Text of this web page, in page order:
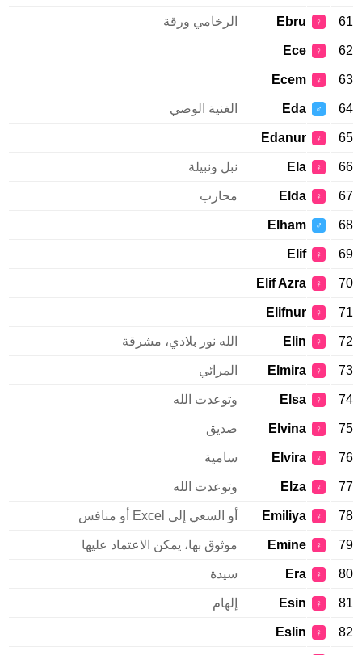
61
♀
Ebru الرخامي ورقة
62
♀
Ece
63
♀
Ecem
64
♂
Eda الغنية الوصي
65
♀
Edanur
66
♀
Ela نبل ونبيلة
67
♀
Elda محارب
68
♂
Elham
69
♀
Elif
70
♀
Elif Azra
71
♀
Elifnur
72
♀
Elin الله نور بلادي، مشرقة
73
♀
Elmira المرائي
74
♀
Elsa وتوعدت الله
75
♀
Elvina صديق
76
♀
Elvira سامية
77
♀
Elza وتوعدت الله
78
♀
Emiliya أو السعي إلى Excel أو منافس
79
♀
Emine موثوق بها، يمكن الاعتماد عليها
80
♀
Era سيدة
81
♀
Esin إلهام
82
♀
Eslin